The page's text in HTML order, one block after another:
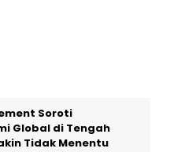
Soroti
Global di Tengah
Tidak Menentu